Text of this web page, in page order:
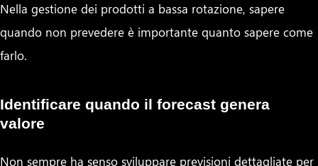
Nella gestione dei prodotti a bassa rotazione, sapere
quando non prevedere è importante quanto sapere come
farlo.
Identificare quando il forecast genera
valore
Non sempre ha senso sviluppare previsioni dettagliate per